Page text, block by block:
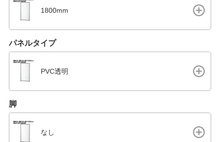
1800mm
パネルタイプ
PVC透明
脚
なし